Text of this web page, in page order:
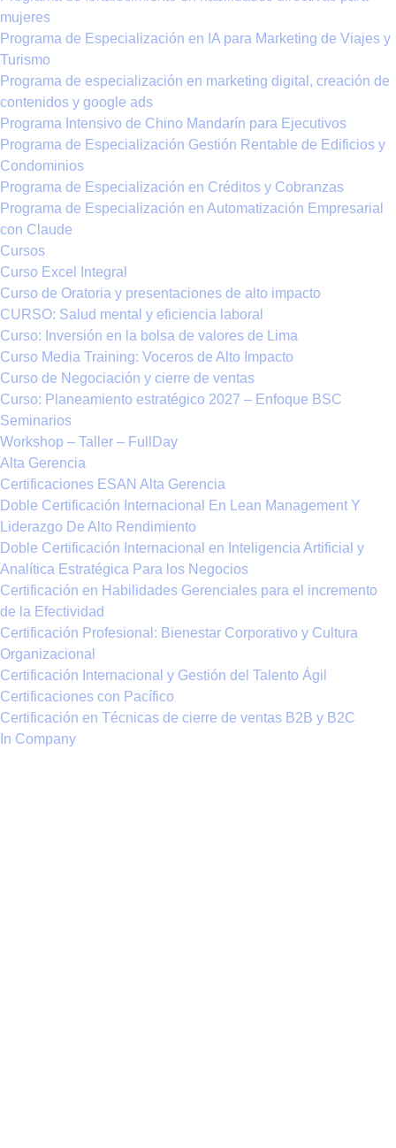
mujeres
Programa de Especialización en IA para Marketing de Viajes y
Turismo
Programa de especialización en marketing digital, creación de
contenidos y google ads
Programa Intensivo de Chino Mandarín para Ejecutivos
Programa de Especialización Gestión Rentable de Edificios y
Condominios
Programa de Especialización en Créditos y Cobranzas
Programa de Especialización en Automatización Empresarial
con Claude
Cursos
Curso Excel Integral
Curso de Oratoria y presentaciones de alto impacto
CURSO: Salud mental y eficiencia laboral
Curso: Inversión en la bolsa de valores de Lima
Curso Media Training: Voceros de Alto Impacto
Curso de Negociación y cierre de ventas
Curso: Planeamiento estratégico 2027 – Enfoque BSC
Seminarios
Workshop – Taller – FullDay
Alta Gerencia
Certificaciones ESAN Alta Gerencia
Doble Certificación Internacional En Lean Management Y
Liderazgo De Alto Rendimiento
Doble Certificación Internacional en Inteligencia Artificial y
Analítica Estratégica Para los Negocios
Certificación en Habilidades Gerenciales para el incremento
de la Efectividad
Certificación Profesional: Bienestar Corporativo y Cultura
Organizacional
Certificación Internacional y Gestión del Talento Ágil
Certificaciones con Pacífico
Certificación en Técnicas de cierre de ventas B2B y B2C
In Company